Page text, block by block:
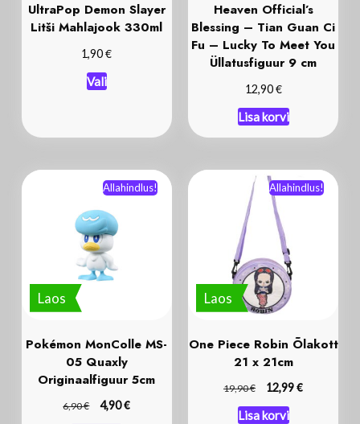
UltraPop Demon Slayer
Litši Mahlajook 330ml
1,90€
Vali
Heaven Official’s
Blessing – Tian Guan Ci
Fu – Lucky To Meet You
Üllatusfiguur 9 cm
12,90€
Lisa korvi
Laos
Allahindlus!
Pokémon MonColle MS-
05 Quaxly
Originaalfiguur 5cm
6,90€ 4,90€
Laos
Allahindlus!
One Piece Robin Õlakott
21 x 21cm
19,90€ 12,99€
Lisa korvi